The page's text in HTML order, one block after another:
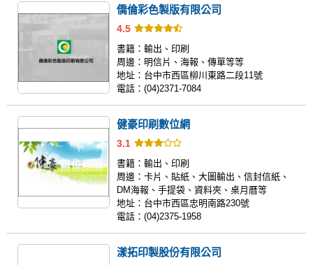
僑倫彩色製版有限公司
4.5
書籍： 輸出、印刷
周邊： 明信片、海報、傳單等等
地址： 台中市西區柳川東路二段11號
電話： (04)2371-7084
健豪印刷數位網
3.1
書籍： 輸出、印刷
周邊： 卡片、貼紙、大圖輸出、信封信紙、
DM海報、手提袋、資料夾、桌月曆等
地址： 台中市西區忠明南路230號
電話： (04)2375-1958
漾拓印製股份有限公司